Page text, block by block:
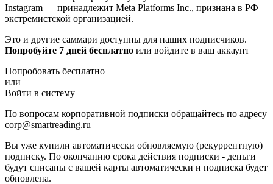
Instagram — принадлежит Meta Platforms Inc., признана в РФ
экстремистской организацией.
Это и другие саммари доступны для наших подписчиков.
Попробуйте 7 дней бесплатно или войдите в ваш аккаунт
Попробовать бесплатно
или
Войти в систему
По вопросам корпоративной подписки обращайтесь по адресу
corp@smartreading.ru
Вы уже купили автоматически обновляемую (рекуррентную)
подписку. По окончанию срока действия подписки - деньги
будут списаны с вашей карты автоматически и подписка будет
обновлена.